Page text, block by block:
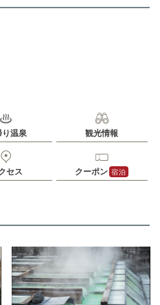
り温泉 観光情報
セス クーポン 宿泊